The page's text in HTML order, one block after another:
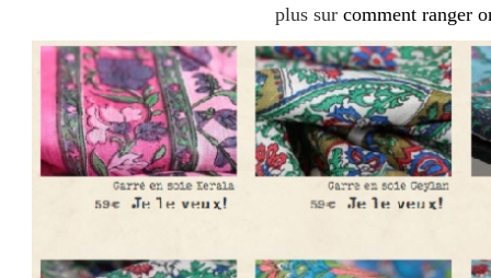
plus sur comment ranger